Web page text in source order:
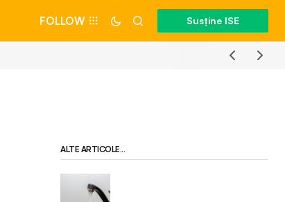
FOLLOW Susține ISE
ALTE ARTICOLE...